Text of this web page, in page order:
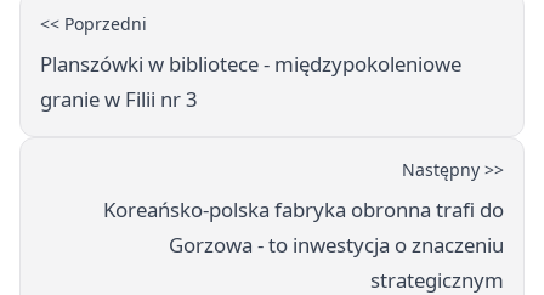
<< Poprzedni
Planszówki w bibliotece - międzypokoleniowe
granie w Filii nr 3
Następny >>
Koreańsko-polska fabryka obronna trafi do
Gorzowa - to inwestycja o znaczeniu
strategicznym